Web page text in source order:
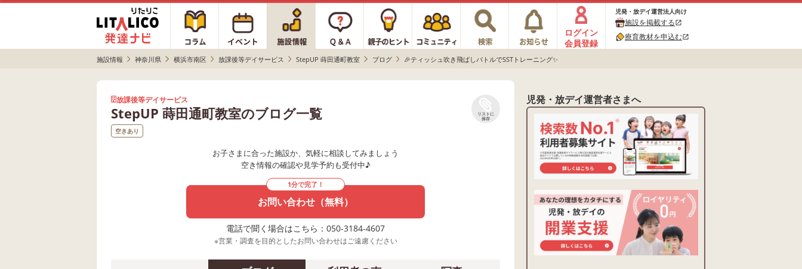
ログイン
会員登録
児発・放デイ運営法人向け
施設を掲載するopen_in_new
療育教材を申込むopen_in_new
施設情報 神奈川県 横浜市南区 放課後等デイサービス StepUP 蒔田通町教室 ブログ 🎉ティッシュ吹き飛ばしバトルでSSTトレーニング✨
放課後等デイサービス
StepUP 蒔田通町教室のブログ一覧
リストに
保存
空きあり
お子さまに合った施設か、気軽に相談してみましょう
空き情報の確認や見学予約も受付中♪
1分で完了！
お問い合わせ（無料）
電話で聞く場合はこちら：050-3184-4607
※営業・調査を目的としたお問い合わせはご遠慮ください
児発・放デイ運営者さまへ